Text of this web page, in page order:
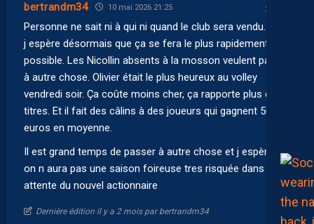
bertrandm34 10 mai 2026 21:25
Personne ne sait ni à qui ni quand le club sera vendu. Moi,
j espère désormais que ça se fera le plus rapidement
possible. Les Nicollin absents à la mosson veulent passer
à autre chose. Olivier était le plus heureux au volley
vendredi soir. Ça coûte moins cher, ça rapporte plus de
titres. Et il fait des câlins à des joueurs qui gagnent 5000
euros en moyenne.
Il est grand temps de passer à autre chose et j espère qu
on n aura pas une saison foireuse tres risquée dans l
attente du nouvel actionnaire
Dernière édition il y a 2 mois par bertrandm34